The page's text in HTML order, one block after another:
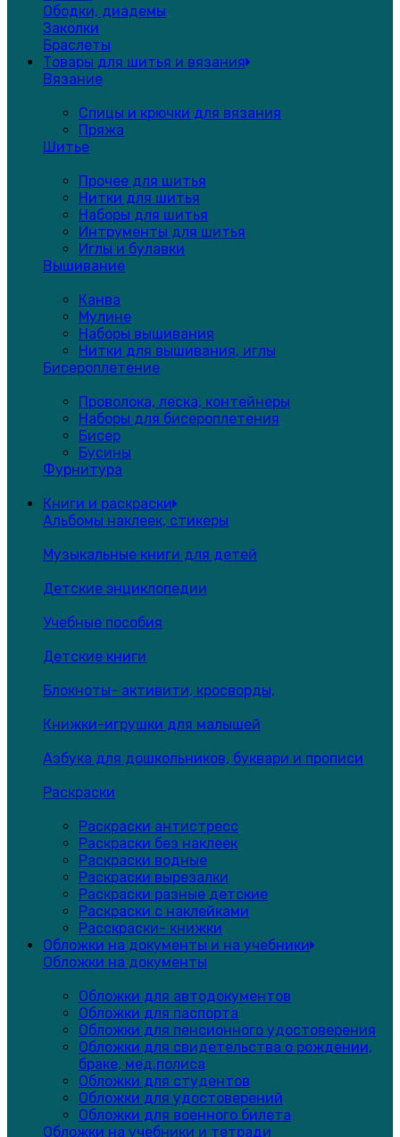
Ободки, диадемы
Заколки
Браслеты
Товары для шитья и вязания
Вязание
Спицы и крючки для вязания
Пряжа
Шитье
Прочее для шитья
Нитки для шитья
Наборы для шитья
Интрументы для шитья
Иглы и булавки
Вышивание
Канва
Мулине
Наборы вышивания
Нитки для вышивания, иглы
Бисероплетение
Проволока, леска, контейнеры
Наборы для бисероплетения
Бисер
Бусины
Фурнитура
Книги и раскраски
Альбомы наклеек, стикеры
Музыкальные книги для детей
Детские энциклопедии
Учебные пособия
Детские книги
Блокноты- активити, кросворды,
Книжки-игрушки для малышей
Азбука для дошкольников, буквари и прописи
Раскраски
Раскраски антистресс
Раскраски без наклеек
Раскраски водные
Раскраски вырезалки
Раскраски разные детские
Раскраски с наклейками
Расскраски- книжки
Обложки на документы и на учебники
Обложки на документы
Обложки для автодокументов
Обложки для паспорта
Обложки для пенсионного удостоверения
Обложки для свидетельства о рождении,
браке, мед.полиса
Обложки для студентов
Обложки для удостоверений
Обложки для военного билета
Обложки на учебники и тетради